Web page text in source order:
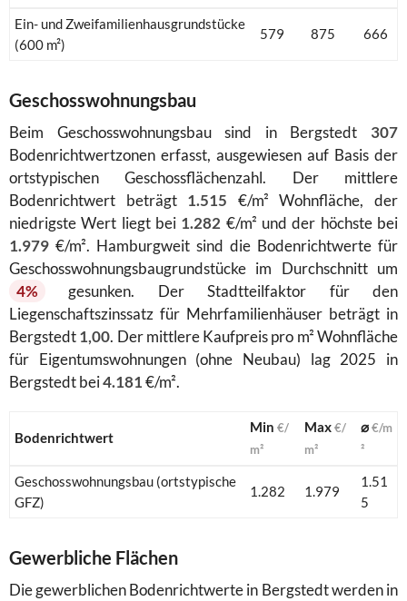
Ein- und Zweifamilienhausgrundstücke
(600 m²)
579 875 666
Geschosswohnungsbau
Beim Geschosswohnungsbau sind in Bergstedt 307
Bodenrichtwertzonen erfasst, ausgewiesen auf Basis der
ortstypischen Geschossflächenzahl. Der mittlere
Bodenrichtwert beträgt 1.515 €/m² Wohnfläche, der
niedrigste Wert liegt bei 1.282 €/m² und der höchste bei
1.979 €/m². Hamburgweit sind die Bodenrichtwerte für
Geschosswohnungsbaugrundstücke im Durchschnitt um
4%
gesunken. Der Stadtteilfaktor für den
Liegenschaftszinssatz für Mehrfamilienhäuser beträgt in
Bergstedt1,00. Der mittlere Kaufpreis pro m² Wohnfläche
für Eigentumswohnungen (ohne Neubau) lag 2025 in
Bergstedt bei4.181€/m².
Bodenrichtwert
Min €/
m²
Max€/
m²
⌀€/m
²
Geschosswohnungsbau (ortstypische
GFZ)
1.282 1.979
1.51
5
Gewerbliche Flächen
Die gewerblichen Bodenrichtwerte in Bergstedt werden in